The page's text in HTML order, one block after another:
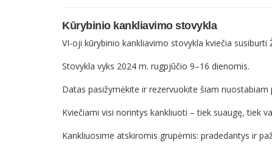
Kūrybinio kankliavimo stovykla
VI-oji kūrybinio kankliavimo stovykla kviečia
Stovykla vyks 2024 m. rugpjūčio 9–16 dienomis.
Datas pasižymėkite ir rezervuokite šiam
Kviečiami visi norintys kankliuoti – tiek suaugę, tiek
Kankliuosime atskiromis grupėmis: pradedantys ir